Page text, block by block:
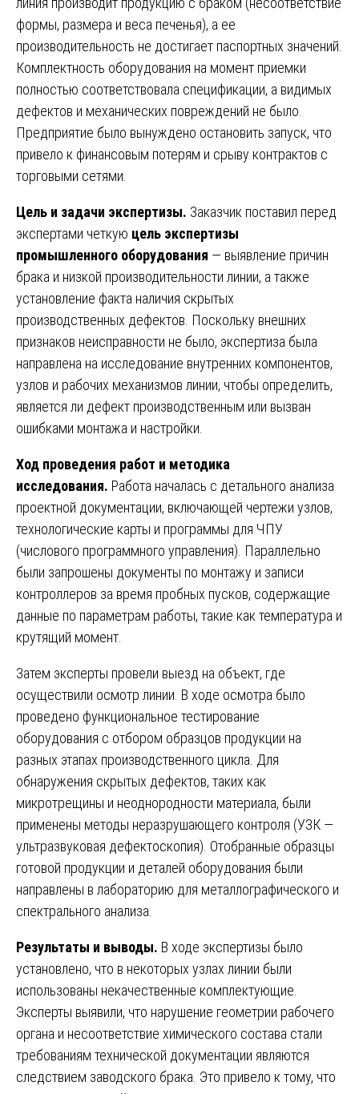
формы, размера и веса печенья), а ее
производительность не достигает паспортных значений.
Комплектность оборудования на момент приемки
полностью соответствовала спецификации, а видимых
дефектов и механических повреждений не было.
Предприятие было вынуждено остановить запуск, что
привело к финансовым потерям и срыву контрактов с
торговыми сетями.
Цель и задачи экспертизы. Заказчик поставил перед
экспертами четкую цель экспертизы
промышленного оборудования — выявление причин
брака и низкой производительности линии, а также
установление факта наличия скрытых
производственных дефектов. Поскольку внешних
признаков неисправности не было, экспертиза была
направлена на исследование внутренних компонентов,
узлов и рабочих механизмов линии, чтобы определить,
является ли дефект производственным или вызван
ошибками монтажа и настройки.
Ход проведения работ и методика
исследования. Работа началась с детального анализа
проектной документации, включающей чертежи узлов,
технологические карты и программы для ЧПУ
(числового программного управления). Параллельно
были запрошены документы по монтажу и записи
контроллеров за время пробных пусков, содержащие
данные по параметрам работы, такие как температура и
крутящий момент.
Затем эксперты провели выезд на объект, где
осуществили осмотр линии. В ходе осмотра было
проведено функциональное тестирование
оборудования с отбором образцов продукции на
разных этапах производственного цикла. Для
обнаружения скрытых дефектов, таких как
микротрещины и неоднородности материала, были
применены методы неразрушающего контроля (УЗК —
ультразвуковая дефектоскопия). Отобранные образцы
готовой продукции и деталей оборудования были
направлены в лабораторию для металлографического и
спектрального анализа.
Результаты и выводы. В ходе экспертизы было
установлено, что в некоторых узлах линии были
использованы некачественные комплектующие.
Эксперты выявили, что нарушение геометрии рабочего
органа и несоответствие химического состава стали
требованиям технической документации являются
следствием заводского брака. Это привело к тому, что